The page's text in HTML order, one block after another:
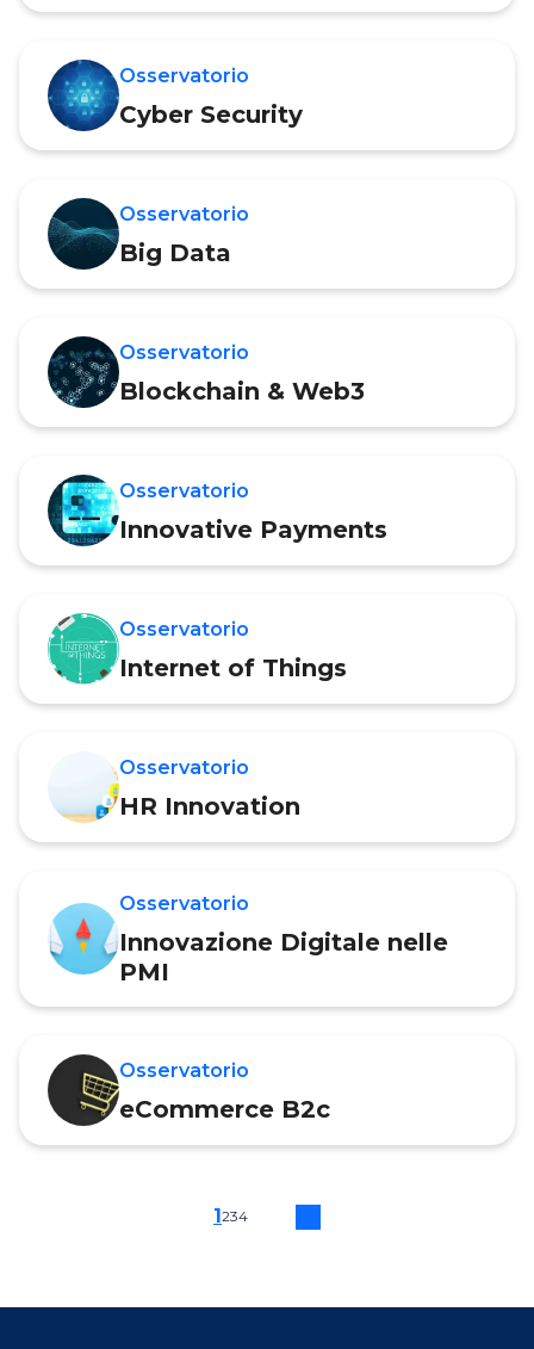
Osservatorio
Cyber Security
Osservatorio
Big Data
Osservatorio
Blockchain & Web3
Osservatorio
Innovative Payments
Osservatorio
Internet of Things
Osservatorio
HR Innovation
Osservatorio
Innovazione Digitale nelle
PMI
Osservatorio
eCommerce B2c
1234